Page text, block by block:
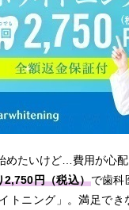
めたいけど…費用が心
2,750円（税込）で歯科
トニング」。満足で